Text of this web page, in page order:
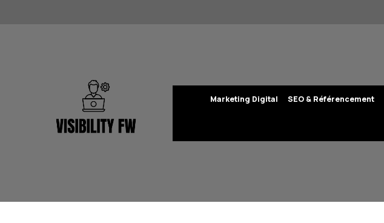
Marketing Digital SEO & Référencement